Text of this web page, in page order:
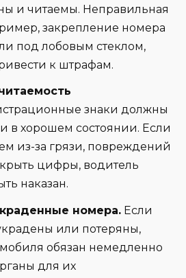
и читаемы. Неправильная
закрепление номера
под лобовым стеклом,
к штрафам.
знаки должны
в хорошем состоянии. Если
из-за грязи, повреждений
цифры, водитель
наказан.
номера. Если
или потеряны,
обязан немедленно
для их